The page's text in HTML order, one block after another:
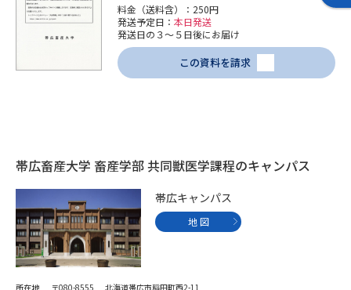
新学年スタート号特集ページ
（高3生用）
新学年スタート号特集ページ
（高2生用）
オープンキャンパス検索 実施プログラムから探す
来場型・Web型イベント特集 夢ナビライブ
受験準備
料金（送料含）：250円
発送予定日： 本日発送
発送日の３～５日後にお届け
この資料を請求
帯広畜産大学 畜産学部 共同獣医学課程のキャンパス
帯広キャンパス
地 図
所在地
〒080-8555 北海道帯広市稲田町西2-11